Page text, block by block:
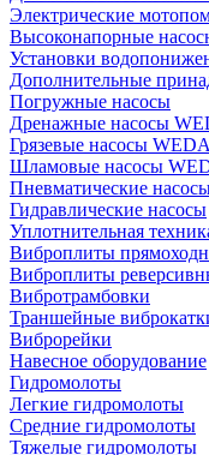
Электрические
Высоконапорные
Установки
Дополнительные
Погружные насосы
Дренажные насосы
Грязевые насосы
Шламовые насосы
Пневматические
Гидравлические насосы
Уплотнительная
Виброплиты
Виброплиты
Вибротрамбовки
Траншейные
Виброрейки
Навесное оборудование
Гидромолоты
Легкие гидромолоты
Средние гидромолоты
Тяжелые гидромолоты